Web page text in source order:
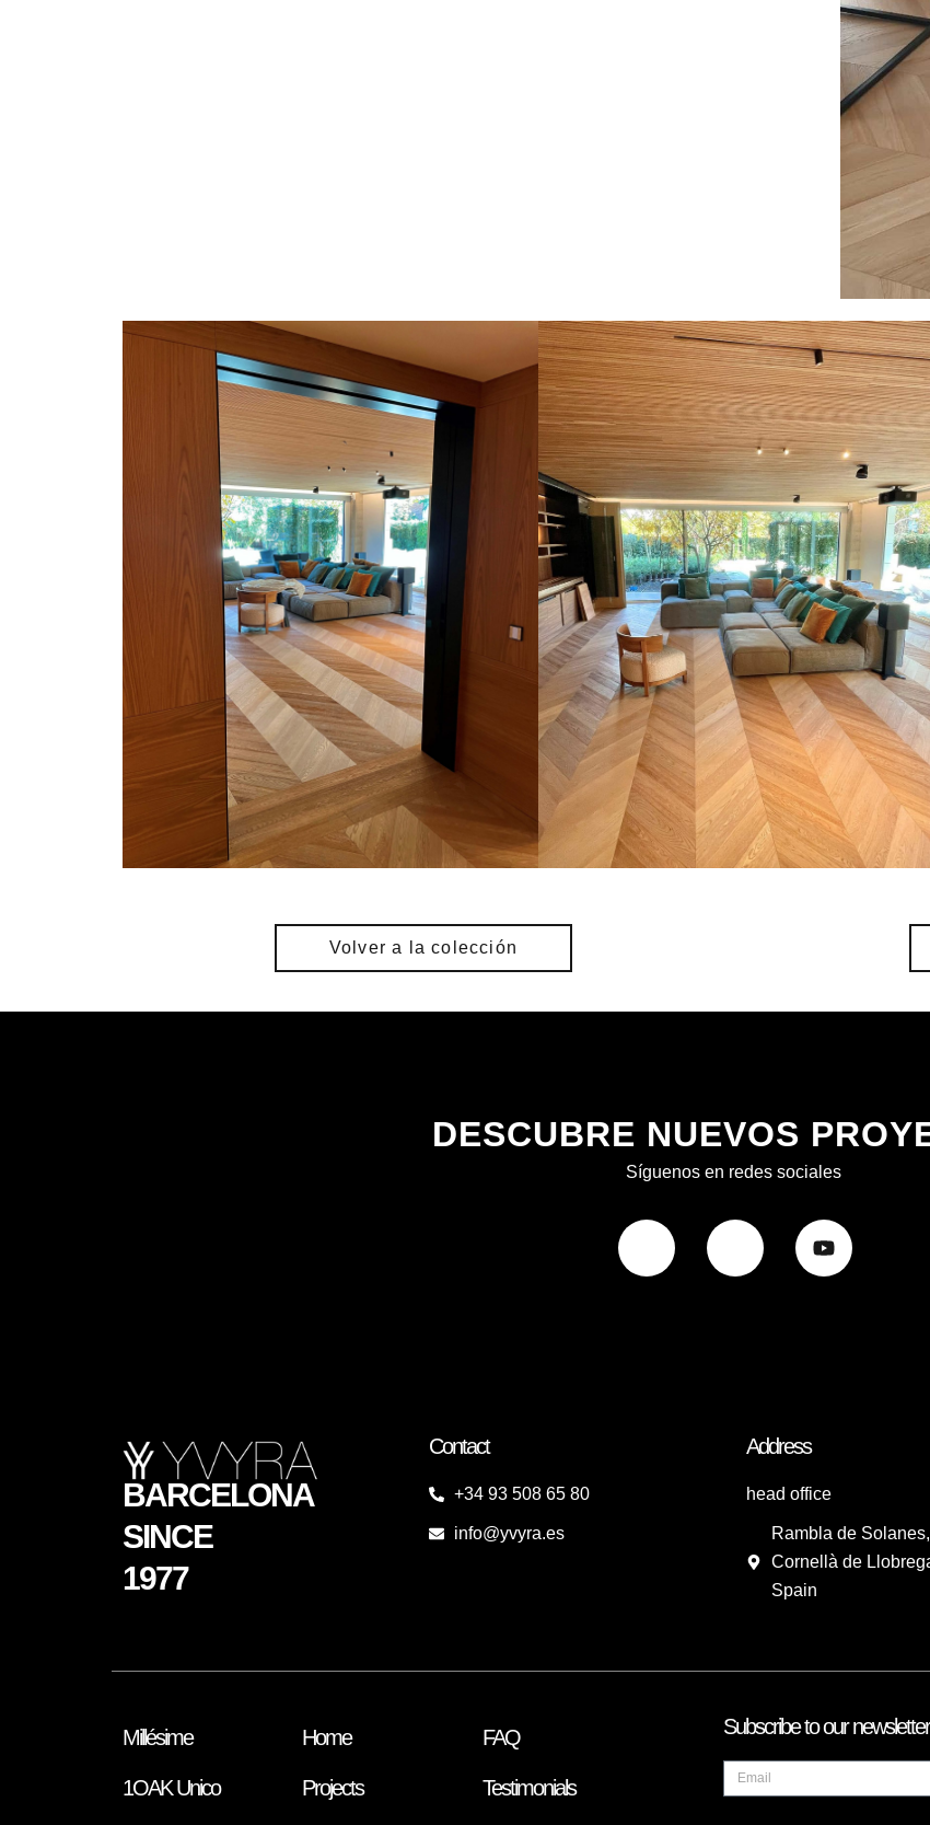
Volver a la colección
DESCUBRE NUEVOS
Síguenos en redes sociales
BARCELONA
SINCE
1977
Contact
+34 93 508 65 80
info@yvyra.es
Address
head office
Rambla de
Cornellà de
Spain
Millésime
1OAK Unico
Home
Projects
FAQ
Testimonials
Subscribe to our newsletter